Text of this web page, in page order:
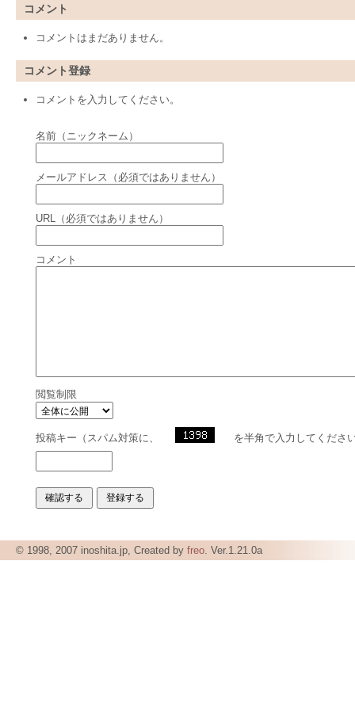
コメント
コメントはまだありません。
コメント登録
コメントを入力してください。
名前（ニックネーム）
メールアドレス（必須ではありません）
URL（必須ではありません）
コメント
閲覧制限
投稿キー（スパム対策に、 を半角で入力してくださ
© 1998, 2007 inoshita.jp, Created by freo. Ver.1.21.0a